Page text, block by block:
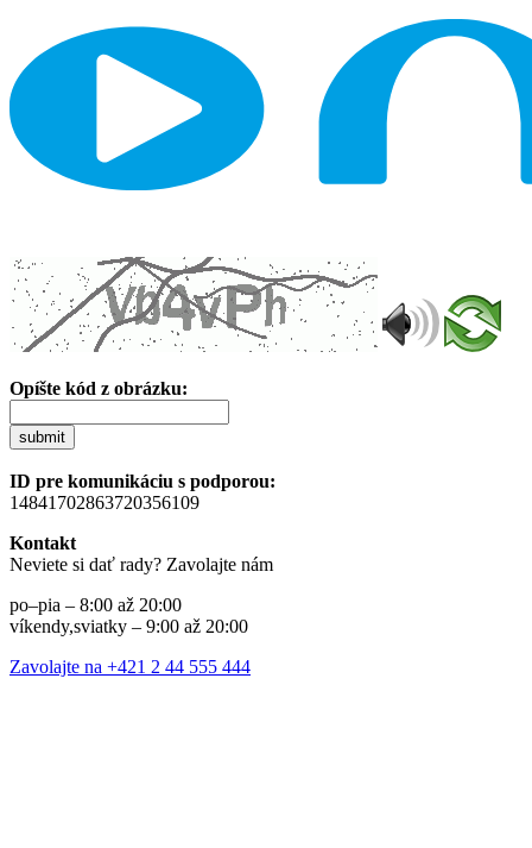
Opíšte kód z obrázku:
submit
ID pre komunikáciu s podporou:
14841702863720356109
Kontakt
Neviete si dať rady? Zavolajte nám
po–pia – 8:00 až 20:00
víkendy,sviatky – 9:00 až 20:00
Zavolajte na +421 2 44 555 444